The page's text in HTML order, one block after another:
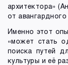
архитектора»
от
Именно этот
«может стать
поиска путей
культуры и её